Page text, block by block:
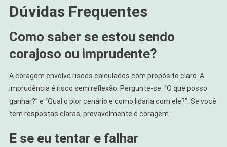
Dúvidas Frequentes
Como saber se estou sendo
corajoso ou imprudente?
A coragem envolve riscos calculados com propósito claro. A
imprudência é risco sem reflexão. Pergunte-se: “O que posso
ganhar?” e “Qual o pior cenário e como lidaria com ele?”. Se você
tem respostas claras, provavelmente é coragem.
E se eu tentar e falhar